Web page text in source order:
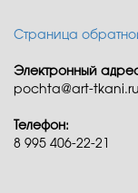
Страница
Электронный
pochta@art-tkani.ru
Телефон:
8 995 406-22-21